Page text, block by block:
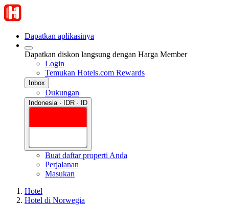
Dapatkan aplikasinya
Dapatkan diskon langsung dengan Harga Member
Login
Temukan Hotels.com Rewards
Inbox
Dukungan
Indonesia · IDR · ID
Buat daftar properti Anda
Perjalanan
Masukan
Hotel
Hotel di Norwegia